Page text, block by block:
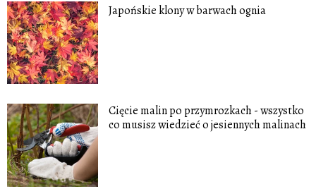
Japońskie klony w barwach ognia
Cięcie malin po przymrozkach - wszystko
co musisz wiedzieć o jesiennych malinach